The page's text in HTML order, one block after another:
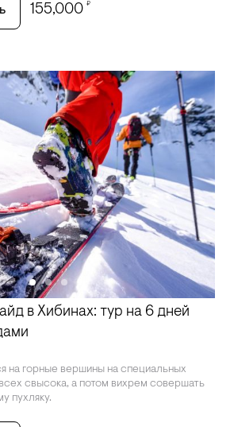
155,000 ₽
в Хибинах: тур на 6 дней
на горные вершины на специальных
свысока, а потом вихрем совершать
пухляку.